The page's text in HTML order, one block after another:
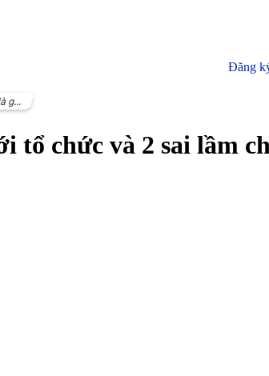
Đăng
g...
tổ chức và 2 sai lầm